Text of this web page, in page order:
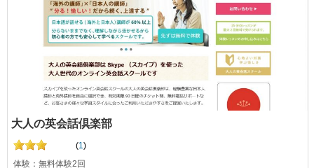
大人の英会話倶楽部
(1 )
体験：無料体験2回